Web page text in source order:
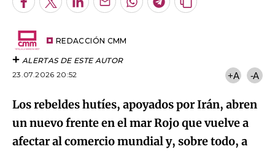
Facebook
TwitterLinkedInEnviarWhatsapp
Telegram
Copiar
REDACCIÓN CMM
ALERTAS DE ESTE AUTOR
23.07.2026 20:52
+A -A
Los rebeldes hutíes, apoyados por Irán, abren
un nuevo frente en el mar Rojo que vuelve a
afectar al comercio mundial y, sobre todo, a